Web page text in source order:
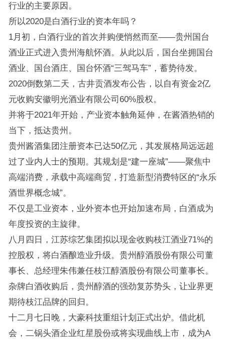
行业的主要原因。
所以2020是白酒行业的资本年吗？
1月初，白酒行业的首次并购便悄然而至——贵州国台
酒业正式进入贵州海航怀酒。从此以后，国台坐拥国台
酒业、国台酒庄、国台怀酒“三驾马车”，蓄势待发。
2020倒数第二天，古井贡酒发布公告，以自有资金2亿
元收购安徽明光酒业有限公司60%股权。
并将于2021年开始，产业资本触角延伸，在酱酒热销的
当下，抵达贵州。
贵州酱酒集团注册资本已达50亿元，其发展格局远远超
过了业内人士的预期。其规划是“建一座城”——聚焦中
高端消费，承载中高端商贸，打造新型消费特区的“永乐
酒世界概念城”。
不仅是工业资本，业外资本也开始加速布局，白酒成为
年度投资的主旋律。
八月四日，江苏综艺集团拟以现金收购枝江酒业71%的
控股权，将白酒酿造业升级。贵州醇酒股份有限公司董
事长、总经理朱伟兼任枝江醇酒股份有限公司董事长。
杂牌白酒收购后，贵州醇酒的强劲复苏势头，让业界更
期待枝江品牌的回归。
十二月七日晚，大豪科技重组计划正式出炉。借此机
会，二锅头酒企业红星股份或将实现曲线上市，成为A